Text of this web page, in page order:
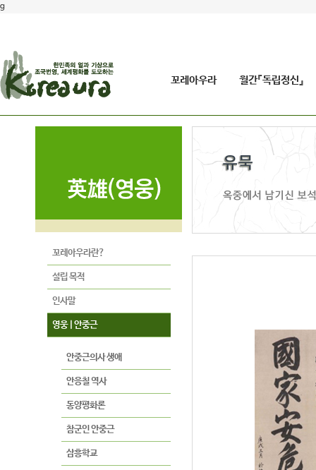
g
꼬레아우라 월간『독립정신』
꼬레아우라란?
설립 목적
인사말
영웅 | 안중근
안중근의사 생애
안응칠 역사
동양평화론
참군인 안중근
삼흥학교